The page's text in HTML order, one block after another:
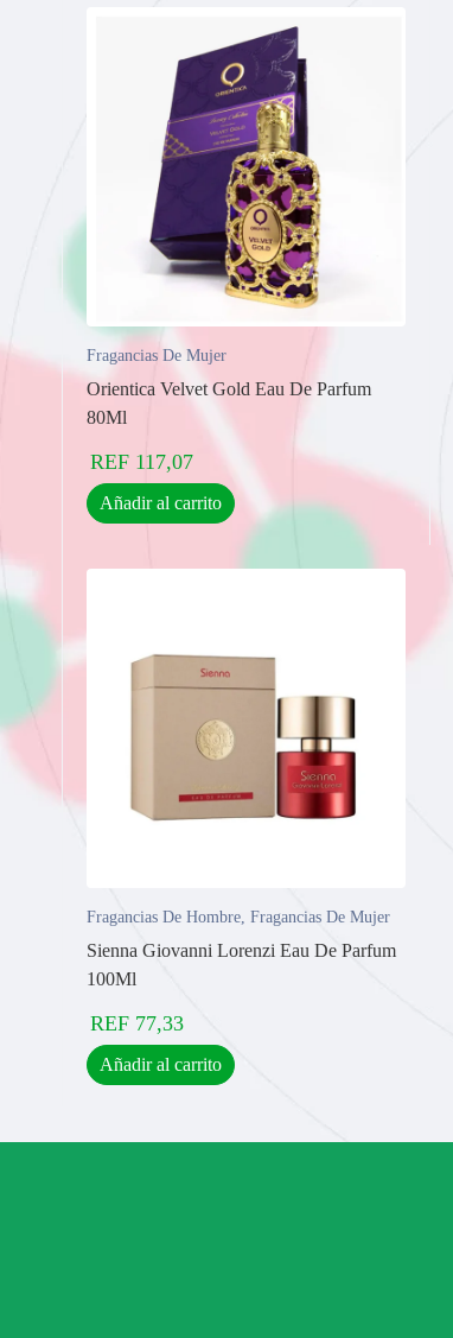
Fragancias De Mujer
Orientica Velvet Gold Eau De Parfum
80Ml
REF 117,07
Añadir al carrito
Fragancias De Hombre, Fragancias De Mujer
Sienna Giovanni Lorenzi Eau De Parfum
100Ml
REF 77,33
Añadir al carrito